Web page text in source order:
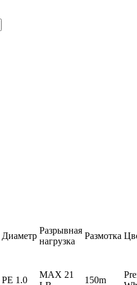
Диаметр
Разрывная
нагрузка
Размотка
PE 1.0
MAX 21
150m